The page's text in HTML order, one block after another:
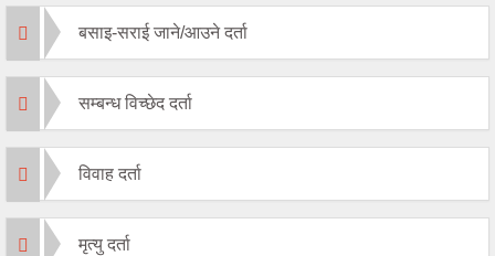
बसाइ-सराई जाने/आउने दर्ता
सम्बन्ध विच्छेद दर्ता
विवाह दर्ता
मृत्यु दर्ता